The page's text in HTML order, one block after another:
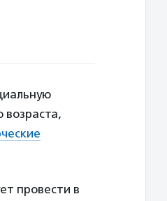
провести в